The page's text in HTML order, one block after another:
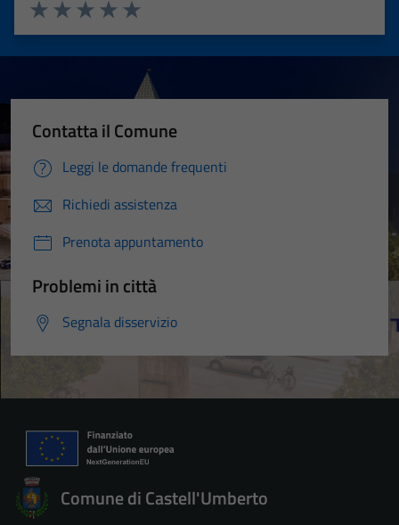
Valuta 5 stelle su 5
Valuta 4 stelle su 5
Valuta 3 stelle su 5
Valuta 2 stelle su 5
Valuta 1 stelle su 5
Contatta il Comune
Leggi le domande frequenti
Richiedi assistenza
Prenota appuntamento
Problemi in città
Segnala disservizio
Comune di Castell'Umberto